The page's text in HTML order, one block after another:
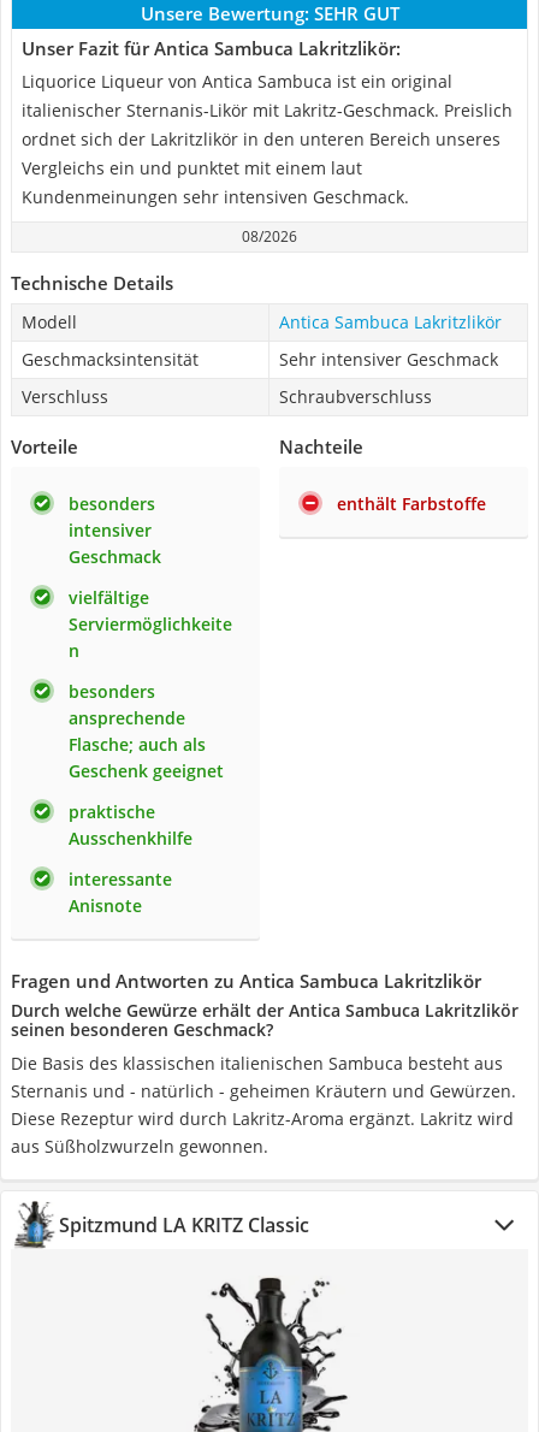
Unsere Bewertung: SEHR GUT
Unser Fazit für Antica Sambuca Lakritzlikör:
Liquorice Liqueur von Antica Sambuca ist ein original
italienischer Sternanis-Likör mit Lakritz-Geschmack. Preislich
ordnet sich der Lakritzlikör in den unteren Bereich unseres
Vergleichs ein und punktet mit einem laut
Kundenmeinungen sehr intensiven Geschmack.
08/2026
Technische Details
Modell
Antica Sambuca Lakritzlikör
Geschmacksintensität
Sehr intensiver Geschmack
Verschluss
Schraubverschluss
Vorteile
besonders
intensiver
Geschmack
vielfältige
Serviermöglichkeite
n
besonders
ansprechende
Flasche; auch als
Geschenk geeignet
praktische
Ausschenkhilfe
interessante
Anisnote
Nachteile
enthält Farbstoffe
Fragen und Antworten zu Antica Sambuca Lakritzlikör
Durch welche Gewürze erhält der Antica Sambuca Lakritzlikör
seinen besonderen Geschmack?
Die Basis des klassischen italienischen Sambuca besteht aus
Sternanis und - natürlich - geheimen Kräutern und Gewürzen.
Diese Rezeptur wird durch Lakritz-Aroma ergänzt. Lakritz wird
aus Süßholzwurzeln gewonnen.
Spitzmund LA KRITZ Classic